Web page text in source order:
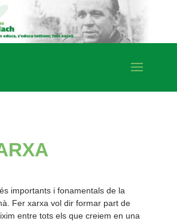
importants i fonamentals de la
Fer xarxa vol dir formar part de
entre tots els que creiem en una